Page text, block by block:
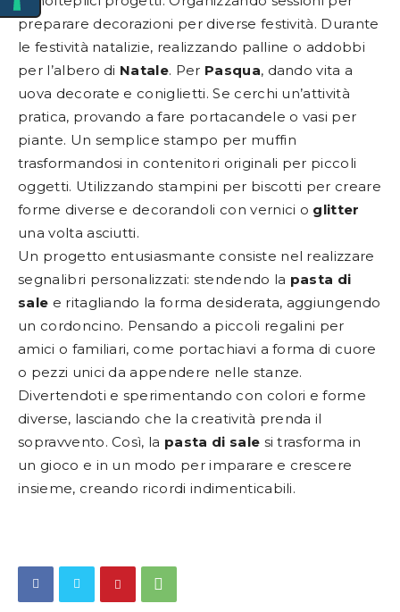
preparare decorazioni per diverse festività. Durante
le festività natalizie, realizzando palline o addobbi
per l’albero di Natale. Per Pasqua, dando vita a
uova decorate e coniglietti. Se cerchi un’attività
pratica, provando a fare portacandele o vasi per
piante. Un semplice stampo per muffin
trasformandosi in contenitori originali per piccoli
oggetti. Utilizzando stampini per biscotti per creare
forme diverse e decorandoli con vernici o glitter
una volta asciutti.
Un progetto entusiasmante consiste nel realizzare
segnalibri personalizzati: stendendo la pasta di
sale e ritagliando la forma desiderata, aggiungendo
un cordoncino. Pensando a piccoli regalini per
amici o familiari, come portachiavi a forma di cuore
o pezzi unici da appendere nelle stanze.
Divertendoti e sperimentando con colori e forme
diverse, lasciando che la creatività prenda il
sopravvento. Così, la pasta di sale si trasforma in
un gioco e in un modo per imparare e crescere
insieme, creando ricordi indimenticabili.